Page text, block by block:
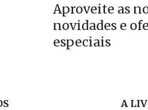
Aproveite as
novidades e
especiais
A